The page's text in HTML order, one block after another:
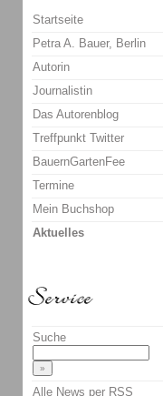
Startseite
Petra A. Bauer, Berlin
Autorin
Journalistin
Das Autorenblog
Treffpunkt Twitter
BauernGartenFee
Termine
Mein Buchshop
Aktuelles
Suche
Alle News per RSS